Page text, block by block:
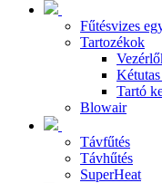
Fűtésvizes
Tartozékok
Tartó
Blowair
Távfűtés
Távhűtés
SuperHeat